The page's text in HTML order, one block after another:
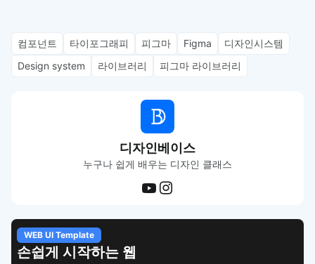
컴포넌트 타이포그래피 피그마 Figma
디자인시스템
Design system
라이브러리 피그마 라이브러리
디자인베이스
누구나 쉽게 배우는 디자인 클래스
WEB UI Template
손쉽게 시작하는 웹